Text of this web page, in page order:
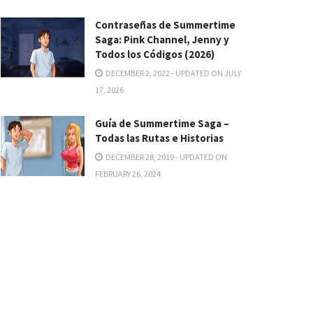
Contraseñas de Summertime
Saga: Pink Channel, Jenny y
Todos los Códigos (2026)
DECEMBER 2, 2022 - UPDATED ON JULY
17, 2026
Guía de Summertime Saga –
Todas las Rutas e Historias
DECEMBER 28, 2019 - UPDATED ON
FEBRUARY 26, 2024